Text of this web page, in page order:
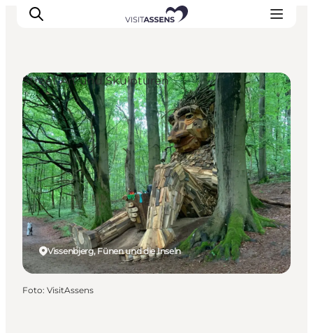
Unterkünfte
Erlebnisse
Essen & trinken
Veranstaltungen
Öffnungszeiten
Vissenbjerg, Fünen und die Inseln
Street Art und Skulpturen
Foto: VisitAssens